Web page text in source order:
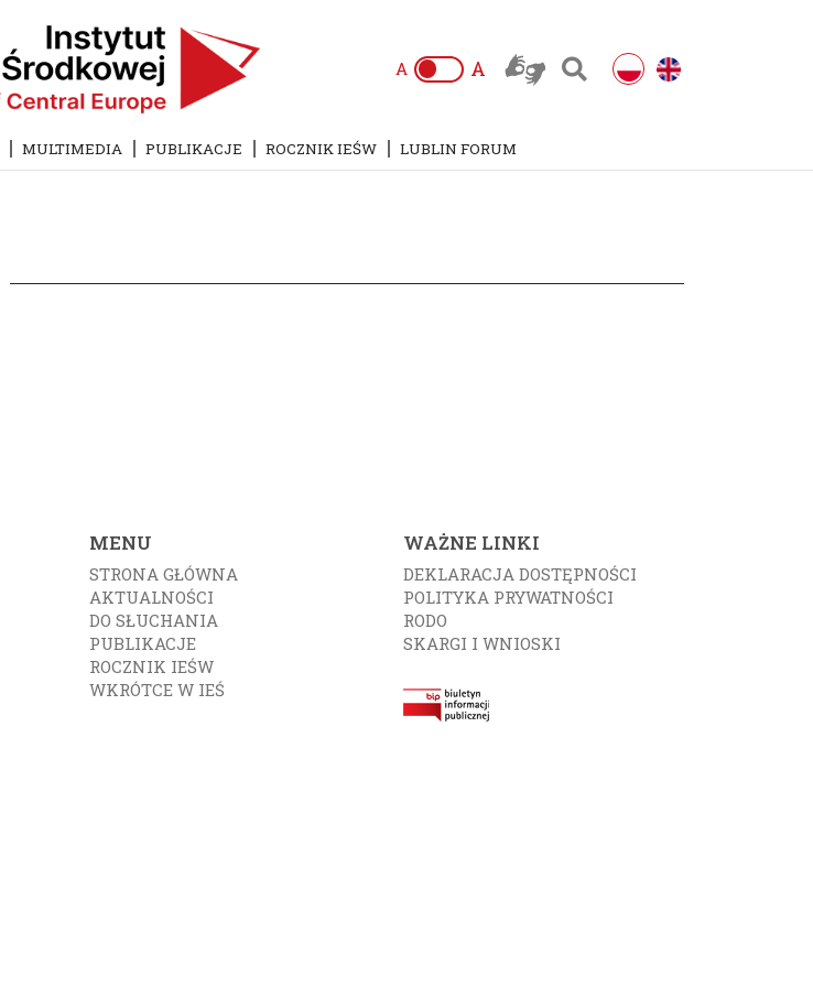
A A
MULTIMEDIA PUBLIKACJE ROCZNIK IEŚW LUBLIN FORUM
MENU
STRONA GŁÓWNA
AKTUALNOŚCI
DO SŁUCHANIA
PUBLIKACJE
ROCZNIK IEŚW
WKRÓTCE W IEŚ
WAŻNE LINKI
DEKLARACJA DOSTĘPNOŚCI
POLITYKA PRYWATNOŚCI
RODO
SKARGI I WNIOSKI